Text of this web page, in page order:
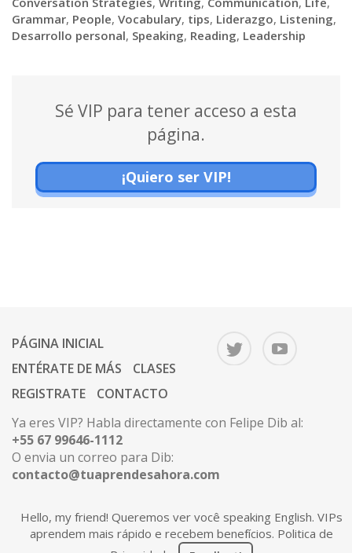
Grammar, People, Vocabulary, tips, Liderazgo, Listening,
Desarrollo personal, Speaking, Reading, Leadership
Sé VIP para tener acceso a esta
página.
¡Quiero ser VIP!
PÁGINA INICIAL
ENTÉRATE DE MÁS
CLASES
REGISTRATE
CONTACTO
Ya eres VIP? Habla directamente con Felipe Dib al:
+55 67 99646-1112
O envia un correo para Dib:
contacto@tuaprendesahora.com
Copyright 2026 © Tú Aprendes Ahora. Todos los
derechos reservados.
Hello, my friend! Queremos ver você speaking English. VIPs
aprendem mais rápido e recebem benefícios. Politica de